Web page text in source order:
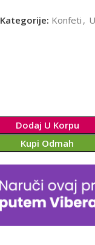
Kategorije: Konfeti ,
Dodaj U Korpu
Kupi Odmah